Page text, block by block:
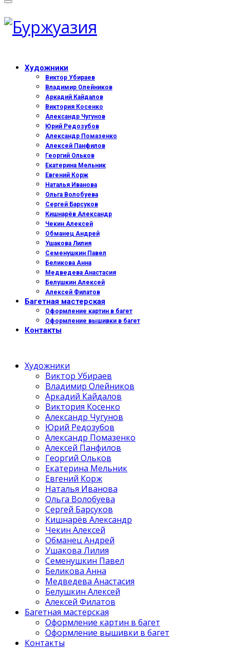
Художники
Виктор Убираев
Владимир Олейников
Аркадий Кайдалов
Виктория Косенко
Александр Чугунов
Юрий Редозубов
Александр Помазенко
Алексей Панфилов
Георгий Ольков
Екатерина Мельник
Евгений Корж
Наталья Иванова
Ольга Волобуева
Сергей Барсуков
Кишнарёв Александр
Чекин Алексей
Обманец Андрей
Ушакова Лилия
Семенушкин Павел
Беликова Анна
Медведева Анастасия
Белушкин Алексей
Алексей Филатов
Багетная мастерская
Оформление картин в багет
Оформление вышивки в багет
Контакты
Художники
Виктор Убираев
Владимир Олейников
Аркадий Кайдалов
Виктория Косенко
Александр Чугунов
Юрий Редозубов
Александр Помазенко
Алексей Панфилов
Георгий Ольков
Екатерина Мельник
Евгений Корж
Наталья Иванова
Ольга Волобуева
Сергей Барсуков
Кишнарёв Александр
Чекин Алексей
Обманец Андрей
Ушакова Лилия
Семенушкин Павел
Беликова Анна
Медведева Анастасия
Белушкин Алексей
Алексей Филатов
Багетная мастерская
Оформление картин в багет
Оформление вышивки в багет
Контакты